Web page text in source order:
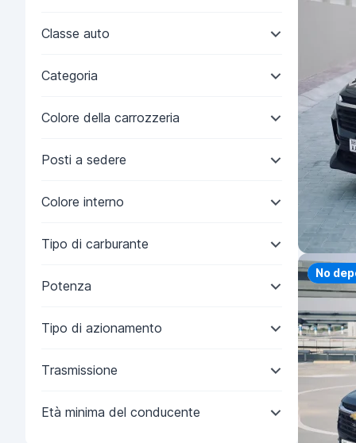
Classe auto
Categoria
Colore della carrozzeria
Posti a sedere
Colore interno
Tipo di carburante
Potenza
Tipo di azionamento
Trasmissione
Età minima del conducente
No